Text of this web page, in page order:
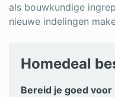
als bouwkundige
nieuwe indelingen
Homedeal
Bereid je goed voor